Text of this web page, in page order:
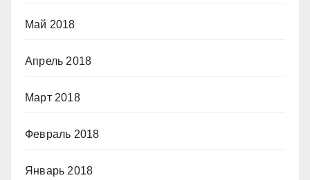
Май 2018
Апрель 2018
Март 2018
Февраль 2018
Январь 2018